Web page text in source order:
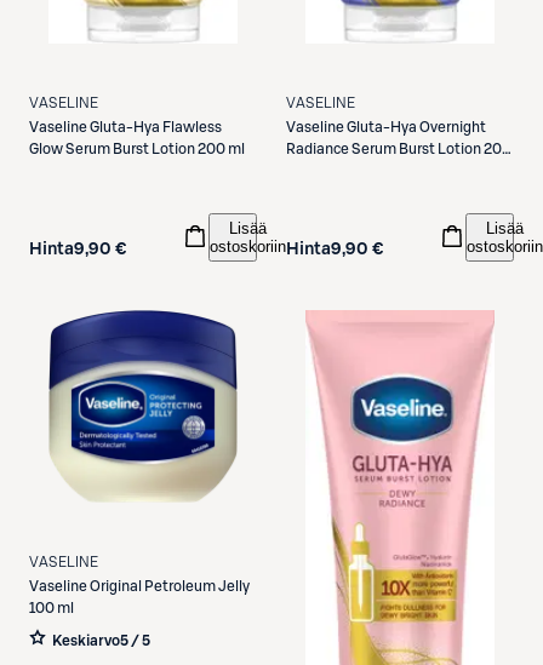
VASELINE
VaselineGluta-Hya Flawless
Glow Serum Burst Lotion 200 ml
Hinta9,90 €
Lisää
ostoskoriin
VASELINE
VaselineGluta-Hya Overnight
Radiance Serum Burst Lotion 200
Hinta9,90 €
Lisää
ostoskoriin
VASELINE
VaselineOriginal Petroleum Jelly
100 ml
Keskiarvo5 / 5